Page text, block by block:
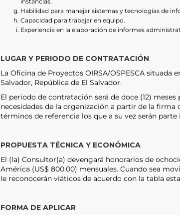
Habilidad para manejar sistemas y tecnologías de
Capacidad para trabajar en equipo.
Experiencia en la elaboración de informes
LUGAR Y PERIODO DE CONTRATACIÓN
La Oficina de Proyectos OIRSA/OSPESCA situada
Salvador, República de El Salvador.
El periodo de contratación será de doce (12)
necesidades de la organización a partir de la
términos de referencia los que a su vez serán
PROPUESTA TÉCNICA Y ECONÓMICA
El (la) Consultor(a) devengará honorarios de
América (US$ 800.00) mensuales. Cuando sea
le reconocerán viáticos de acuerdo con la tabla
FORMA DE APLICAR